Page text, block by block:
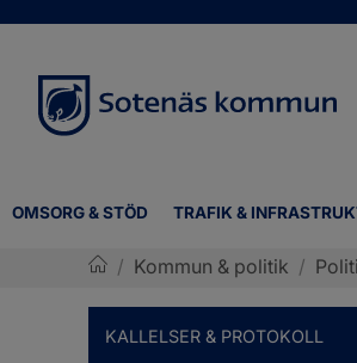
OMSORG & STÖD TRAFIK &
/ Kommun & politik /
KALLELSER & PROTOKOLL